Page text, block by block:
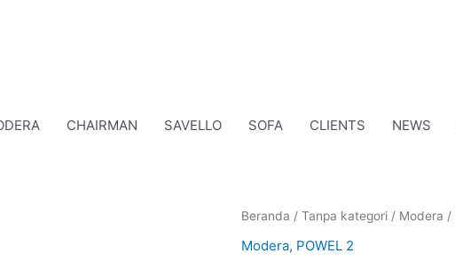
CHAIRMAN SAVELLO SOFA CLIENTS NEWS
Beranda / Tanpa kategori / Modera /
Modera, POWEL 2
Kuantitas